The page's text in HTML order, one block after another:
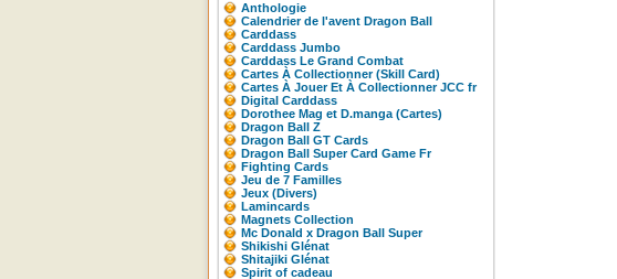
Anthologie
Calendrier de l'avent Dragon Ball
Carddass
Carddass Jumbo
Carddass Le Grand Combat
Cartes À Collectionner (Skill Card)
Cartes À Jouer Et À Collectionner JCC fr
Digital Carddass
Dorothee Mag et D.manga (Cartes)
Dragon Ball Z
Dragon Ball GT Cards
Dragon Ball Super Card Game Fr
Fighting Cards
Jeu de 7 Familles
Jeux (Divers)
Lamincards
Magnets Collection
Mc Donald x Dragon Ball Super
Shikishi Glénat
Shitajiki Glénat
Spirit of cadeau